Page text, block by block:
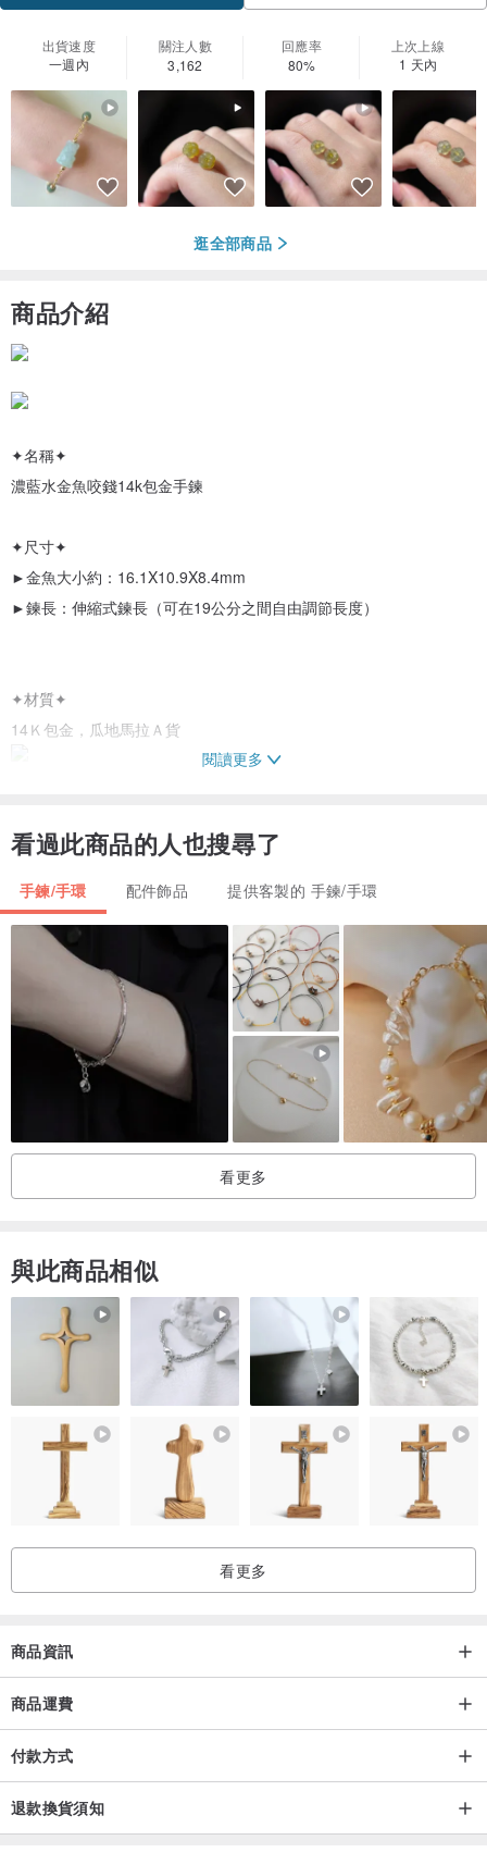
出貨速度
一週內
關注人數
3,162
回應率
80%
上次上線
1 天內
逛全部商品
商品介紹
✦名稱✦
濃藍水金魚咬錢14k包金手鍊
✦尺寸✦
►金魚大小約：16.1X10.9X8.4mm
►鍊長：伸縮式鍊長（可在19公分之間自由調節長度）
✦材質✦
14Ｋ包金，瓜地馬拉Ａ貨
✦手鍊/手環✦
►手圍
手圍以公分(cm)計算，使用皮尺繞手一圈進行測量（下單時，請備
加長：需另外加價（每款翡翠價格不同，請與聯繫我們進行報價）
►材質
►延長鏈（緩衝扣）
如果不希望延長鏈（緩衝扣）留太長，都可以改短
✦隨意扣✦
任意款隨意扣都可以改吊墜（下單時，請備註）
✦玉石綁件✦
凡是翡翠都可以設計綁件
✦18k鑲嵌✦
Step2.客製鑲嵌設計或成品參考
Step3.進行報價
Step4.最後確認及訂金付款
（使用南非真鑽/18K金）
想客製化但不知道怎麼下手，也歡迎與我們設計師討論呦
客製化商品，不接受退換貨服務
閱讀更多
看過此商品的人也搜尋了
手鍊/手環 配件飾品 提供客製的 手鍊/手環
看更多
與此商品相似
看更多
商品資訊
商品運費
付款方式
退款換貨須知